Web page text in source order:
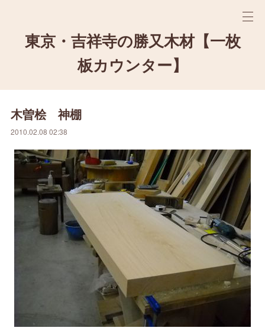
東京・吉祥寺の勝又木材【一枚
板カウンター】
木曽桧 神棚
2010.02.08 02:38